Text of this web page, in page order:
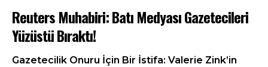
Reuters Muhabiri: Batı Medyası Gazetecileri
Yüzüstü Bıraktı!
Gazetecilik Onuru İçin Bir İstifa: Valerie Zink’in